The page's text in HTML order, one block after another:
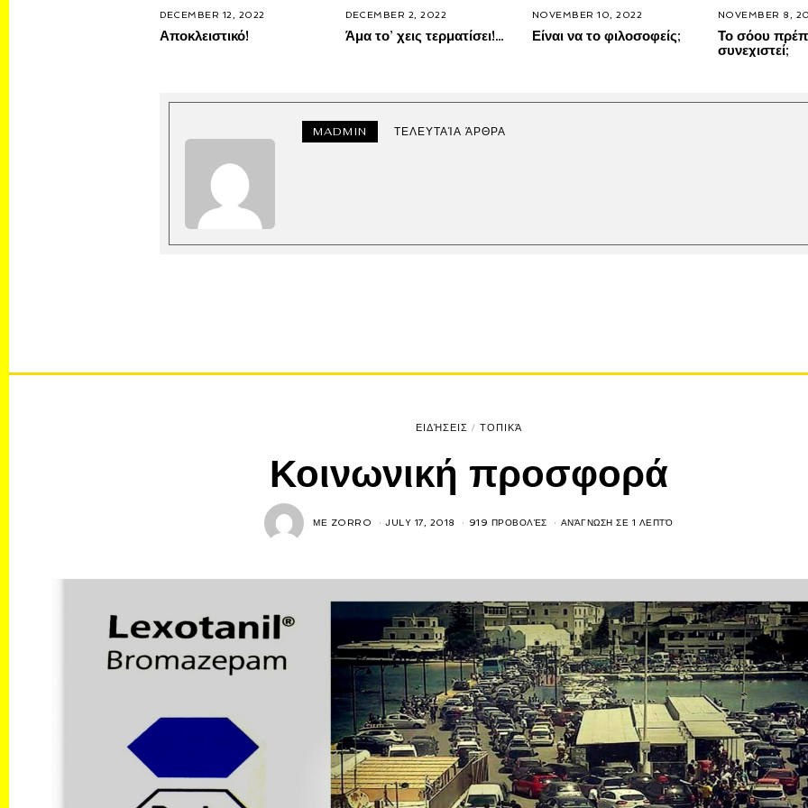
DECEMBER 12, 2022
Αποκλειστικό!
DECEMBER 2, 2022
Άμα το’ χεις τερματίσει!…
NOVEMBER 10, 2022
Είναι να το φιλοσοφείς;
NOVEMBER 8,
Το σόου
συνεχιστεί;
MADMIN ΤΕΛΕΥΤΑΊΑ ΆΡΘΡΑ
ΕΙΔΉΣΕΙΣ / ΤΟΠΙΚΆ
Κοινωνική προσφορά
ΜΕ ZORRO JULY 17, 2018 919 ΠΡΟΒΟΛΈΣ ΑΝΆΓΝΩΣΗ ΣΕ 1 ΛΕΠΤΌ